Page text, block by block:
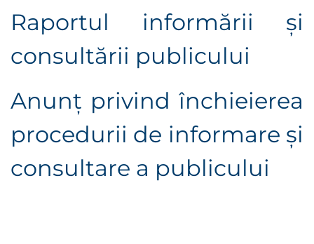
Raportul informării şi
consultării publicului
Anunţ privind închieierea
procedurii de informare şi
consultare a publicului